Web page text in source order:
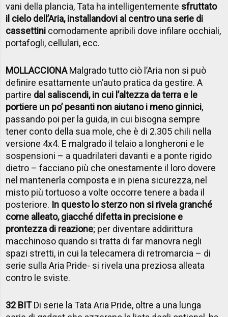
vani della plancia, Tata ha intelligentemente sfruttato
il cielo dell’Aria, installandovi al centro una serie di
cassettini comodamente apribili dove infilare occhiali,
portafogli, cellulari, ecc.
MOLLACCIONAMalgrado tutto ciò l’Aria non si può
definire esattamente un’auto pratica da gestire. A
partire dal saliscendi, in cui l’altezza da terra e le
portiere un po’ pesanti non aiutano i meno ginnici,
passando poi per la guida, in cui bisogna sempre
tener conto della sua mole, che è di 2.305 chili nella
versione 4x4. E malgrado il telaio a longheroni e le
sospensioni – a quadrilateri davanti e a ponte rigido
dietro – facciano più che onestamente il loro dovere
nel mantenerla composta e in piena sicurezza, nel
misto più tortuoso a volte occorre tenere a bada il
posteriore. In questo lo sterzo non si rivela granché
come alleato, giacché difetta in precisione e
prontezza di reazione; per diventare addirittura
macchinoso quando si tratta di far manovra negli
spazi stretti, in cui la telecamera di retromarcia – di
serie sulla Aria Pride- si rivela una preziosa alleata
contro le sviste.
32 BITDi serie la Tata Aria Pride, oltre a una lunga